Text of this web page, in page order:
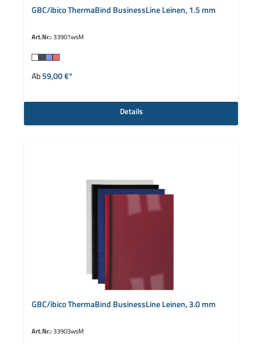
GBC/ibico ThermaBind BusinessLine Leinen, 1.5 mm
Art.Nr.:33901wsM
Farbeauswählen
Ab59,00 €*
Details
GBC/ibico ThermaBind BusinessLine Leinen, 3.0 mm
Art.Nr.:33903wsM